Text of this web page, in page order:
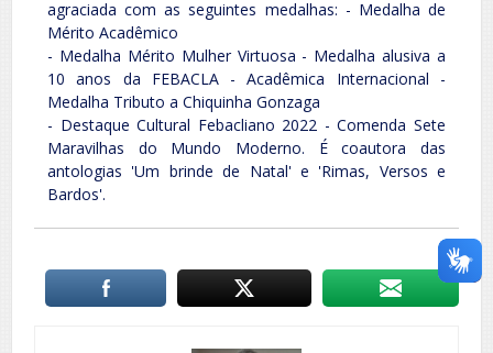
agraciada com as seguintes medalhas: - Medalha de
Mérito Acadêmico
- Medalha Mérito Mulher Virtuosa - Medalha alusiva a
10 anos da FEBACLA - Acadêmica Internacional -
Medalha Tributo a Chiquinha Gonzaga
- Destaque Cultural Febacliano 2022 - Comenda Sete
Maravilhas do Mundo Moderno. É coautora das
antologias 'Um brinde de Natal' e 'Rimas, Versos e
Bardos'.